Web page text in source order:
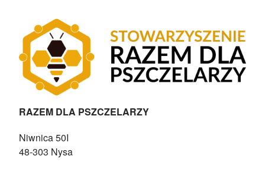
RAZEM DLA PSZCZELARZY
Niwnica 50I
48-303 Nysa